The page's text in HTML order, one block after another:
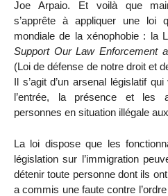
Joe Arpaio. Et voilà que
s’apprête à appliquer une loi
mondiale de la xénophobie : la
Support Our Law Enforcement
(Loi de défense de notre droit et
Il s’agit d’un arsenal législatif
l’entrée, la présence et les
personnes en situation illégale
La loi dispose que les
législation sur l’immigration
détenir toute personne dont ils
a commis une faute contre